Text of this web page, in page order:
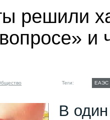
решили
и
Теги: ЕАЭС
В